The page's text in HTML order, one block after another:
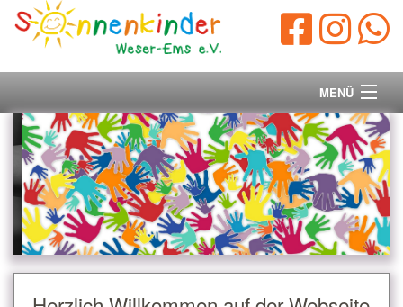
MENÜ
Startseite
Vorstand
Unsere Ziele
Ihre Spende